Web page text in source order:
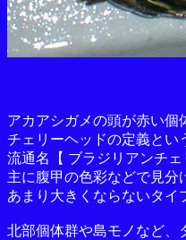
アカアシガメの頭が赤い個
チェリーヘッドの定義とい
流通名【 ブラジリアンチェ
主に腹甲の色彩などで見分
あまり大きくならないタイ
北部個体群や島モノなど、